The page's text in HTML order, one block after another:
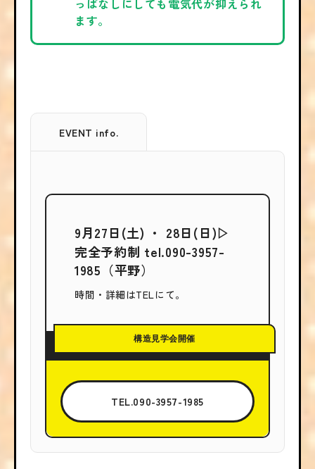
っぱなしにしても電気代が抑えられ
ます。
EVENT info.
9月27日(土) ・ 28日(日)▷
完全予約制 tel.090-3957-
1985（平野）
時間・詳細はTELにて。
構造見学会開催
TEL.090-3957-1985